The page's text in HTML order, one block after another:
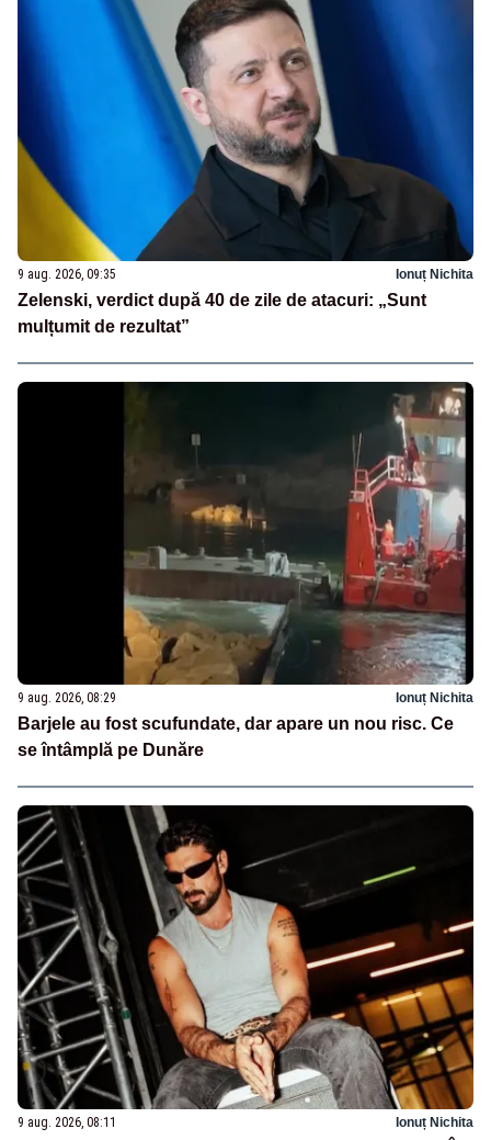
9 aug. 2026, 09:35 Ionuț Nichita
Zelenski, verdict după 40 de zile de atacuri: „Sunt
mulțumit de rezultat”
9 aug. 2026, 08:29 Ionuț Nichita
Barjele au fost scufundate, dar apare un nou risc. Ce
se întâmplă pe Dunăre
9 aug. 2026, 08:11 Ionuț Nichita